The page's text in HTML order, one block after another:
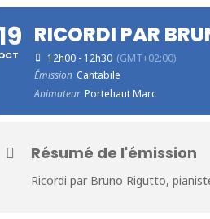
RICORDI PAR
12h00 - 12h30 (GMT+02:00)
Émission Cantabile
Animateur Portehaut Marc
Résumé de l'émission
Ricordi par Bruno Rigutto,